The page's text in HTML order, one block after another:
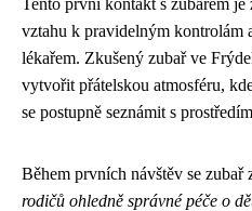
Tento první kontakt s zubařem
vztahu k pravidelným kontrolám
lékařem. Zkušený zubař ve
vytvořit přátelskou atmosféru,
se postupně seznámit s
Během prvních návštěv se zubař
rodičů ohledně správné péče o